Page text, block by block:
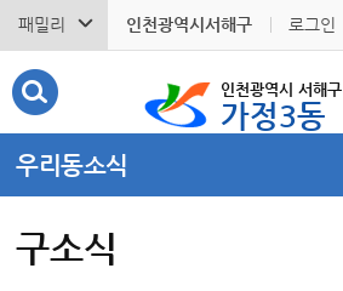
패밀리 인천광역시서해구 로그인
인천광역시 서해구
가정3동
우리동소식
구소식